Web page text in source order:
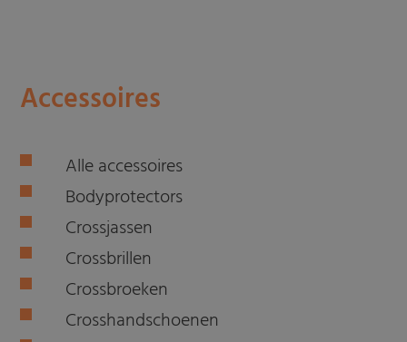
Accessoires
Alle accessoires
Bodyprotectors
Crossjassen
Crossbrillen
Crossbroeken
Crosshandschoenen